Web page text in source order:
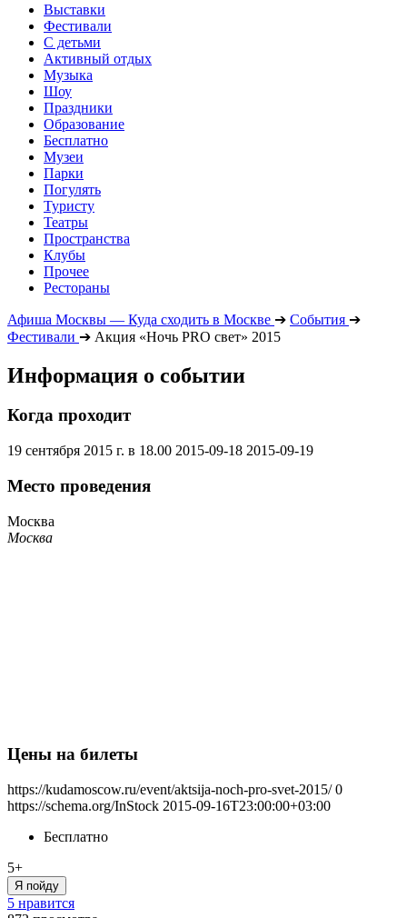
Выставки
Фестивали
С детьми
Активный отдых
Музыка
Шоу
Праздники
Образование
Бесплатно
Музеи
Парки
Погулять
Туристу
Театры
Пространства
Клубы
Прочее
Рестораны
Афиша Москвы — Куда сходить в Москве ➔ События ➔
Фестивали ➔ Акция «Ночь PRO свет» 2015
Информация о событии
Когда проходит
19 сентября 2015 г. в 18.00 2015-09-18 2015-09-19
Место проведения
Москва
Москва
Цены на билеты
https://kudamoscow.ru/event/aktsija-noch-pro-svet-2015/ 0
https://schema.org/InStock 2015-09-16T23:00:00+03:00
Бесплатно
5+
Я пойду
5 нравится